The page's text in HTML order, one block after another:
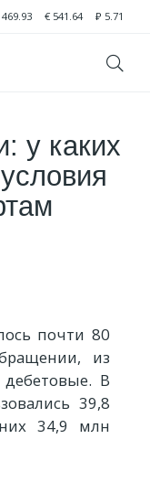
469.93 € 541.64 ₽ 5.71
у каких
почти 80
из
В
39,8
34,9 млн